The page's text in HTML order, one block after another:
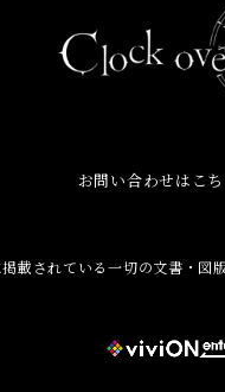
お問い合わせはこ
載されている一切の文書・図